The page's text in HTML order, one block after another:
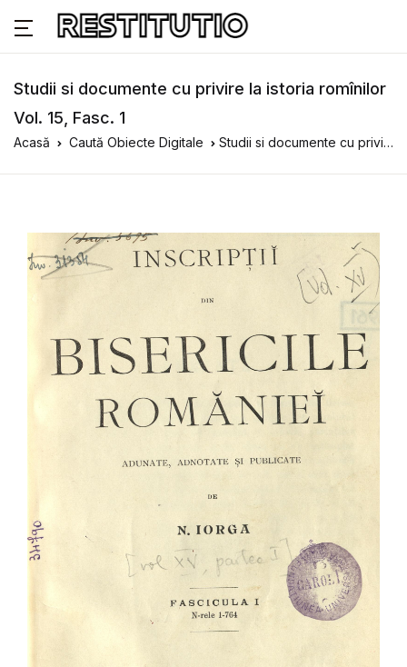
Studii si documente cu privire la istoria romînilor
Vol. 15, Fasc. 1
Acasă Caută Obiecte Digitale Studii si documente cu privire la istoria romînilor Vol. 15, Fasc. 1